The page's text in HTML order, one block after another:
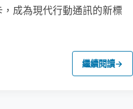
成為現代行動通訊的新標
繼續閱讀→